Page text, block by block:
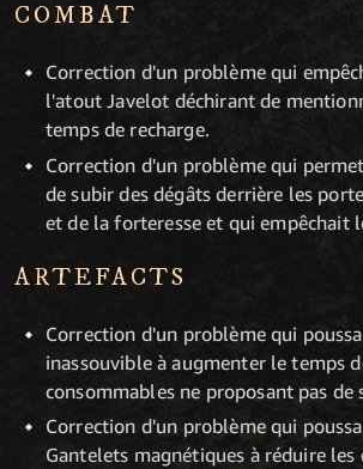
COMBAT
Correction d'un problème qui
l'atout Javelot déchirant de
temps de recharge.
Correction d'un problème qui
de subir des dégâts derrière les
et de la forteresse et qui empêchait
ARTEFACTS
Correction d'un problème qui
inassouvible à augmenter le temps
consommables ne proposant pas de
Correction d'un problème qui
Gantelets magnétiques à réduire les